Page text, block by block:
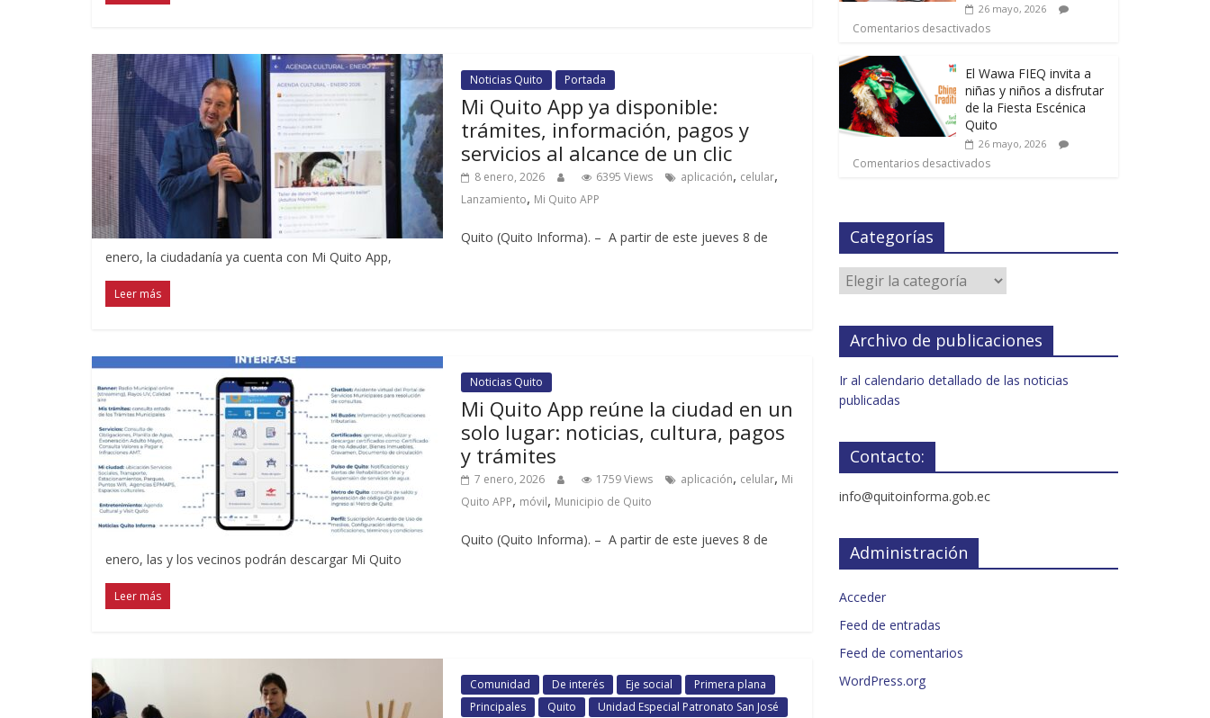
Noticias Quito Portada
Mi Quito App ya disponible:
trámites, información, pagos y
servicios al alcance de un clic
8 enero, 2026 6395 Views aplicación, celular,
Lanzamiento, Mi Quito APP
Quito (Quito Informa). – A partir de este jueves 8 de
enero, la ciudadanía ya cuenta con Mi Quito App,
Leer más
Noticias Quito
Mi Quito App reúne la ciudad en un
solo lugar: noticias, cultura, pagos
y trámites
7 enero, 2026 1759 Views aplicación, celular, Mi
Quito APP, móvil, Municipio de Quito
Quito (Quito Informa). – A partir de este jueves 8 de
enero, las y los vecinos podrán descargar Mi Quito
Leer más
Comunidad De interés Eje social
Primera plana
Principales
Quito Unidad Especial Patronato San José
26 mayo, 2026
Comentarios desactivados
El Wawa FIEQ invita a
niñas y niños a disfrutar
de la Fiesta Escénica
Quito
26 mayo, 2026
Comentarios desactivados
Categorías
Archivo de publicaciones
Ir al calendario detallado de las noticias
publicadas
Contacto:
info@quitoinforma.gob.ec
Administración
Acceder
Feed de entradas
Feed de comentarios
WordPress.org